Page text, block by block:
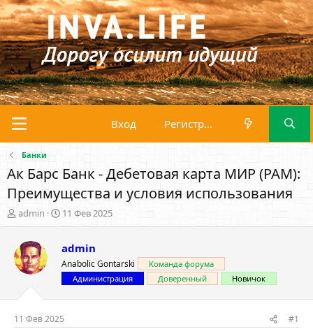
Вход Регистрация
Банки
Ак Барс Банк - Дебетовая карта МИР (PAM):
Преимущества и условия использования
А
в
о
р
т
м
ы
admin
Д
а
а
н
а
ч
а
л
а
11 Фев 2025
admin
Anabolic Gontarski
Команда форума
Администрация
Доверенный Новичок
11 Фев 2025 #1